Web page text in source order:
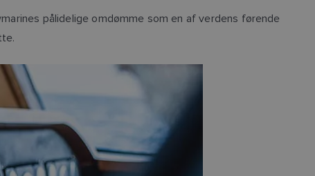
pålidelige omdømme som en af verdens førende